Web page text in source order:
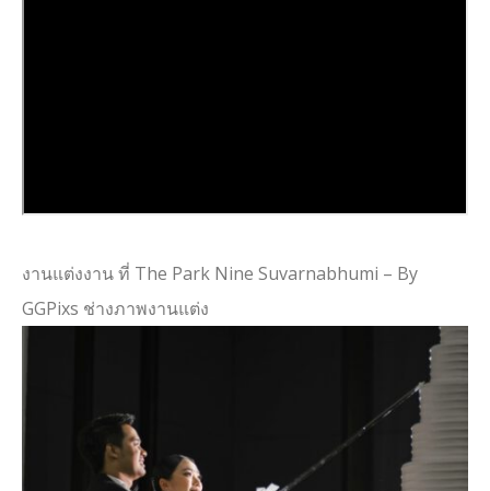
งานแต่งงาน ที่ The Park Nine Suvarnabhumi – By
GGPixs ช่างภาพงานแต่ง